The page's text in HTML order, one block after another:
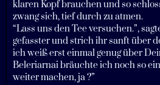
klaren Kopf brauchen und so
zwang sich, tief durch zu atmen.
“Lass uns den Tee versuchen.”,
gefasster und strich ihr sanft über
ich weiß erst einmal genug über
Beleriarnai bräuchte ich noch so
weiter machen, ja ?”